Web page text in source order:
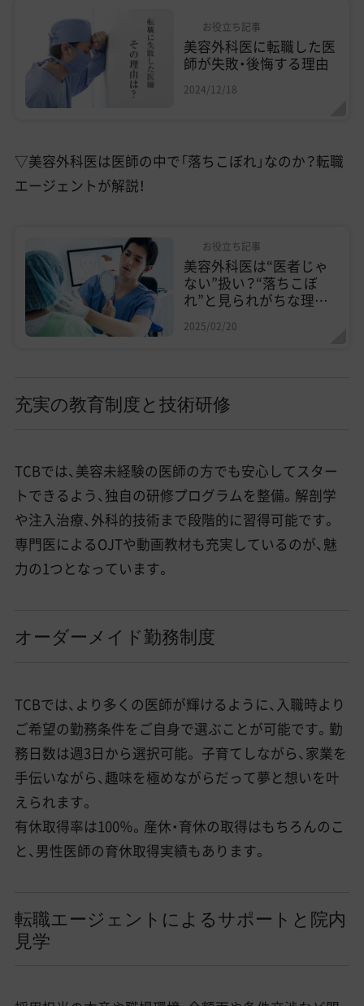
お役立ち記事
美容外科医に転職した医
師が失敗・後悔する理由
2024/12/18
▽美容外科医は医師の中で「落ちこぼれ」なのか？転職
エージェントが解説！
お役立ち記事
美容外科医は“医者じゃ
ない”扱い？“落ちこぼ
れ”と見られがちな理由
とは
2025/02/20
充実の教育制度と技術研修
TCBでは、美容未経験の医師の方でも安心してスター
トできるよう、独自の研修プログラムを整備。解剖学
や注入治療、外科的技術まで段階的に習得可能です。
専門医によるOJTや動画教材も充実しているのが、魅
力の1つとなっています。
オーダーメイド勤務制度
TCBでは、より多くの医師が輝けるように、入職時より
ご希望の勤務条件をご自身で選ぶことが可能です。勤
務日数は週3日から選択可能。 子育てしながら、家業を
手伝いながら、趣味を極めながらだって夢と想いを叶
えられます。
有休取得率は100％。産休・育休の取得はもちろんのこ
と、男性医師の育休取得実績もあります。
転職エージェントによるサポートと院内
見学